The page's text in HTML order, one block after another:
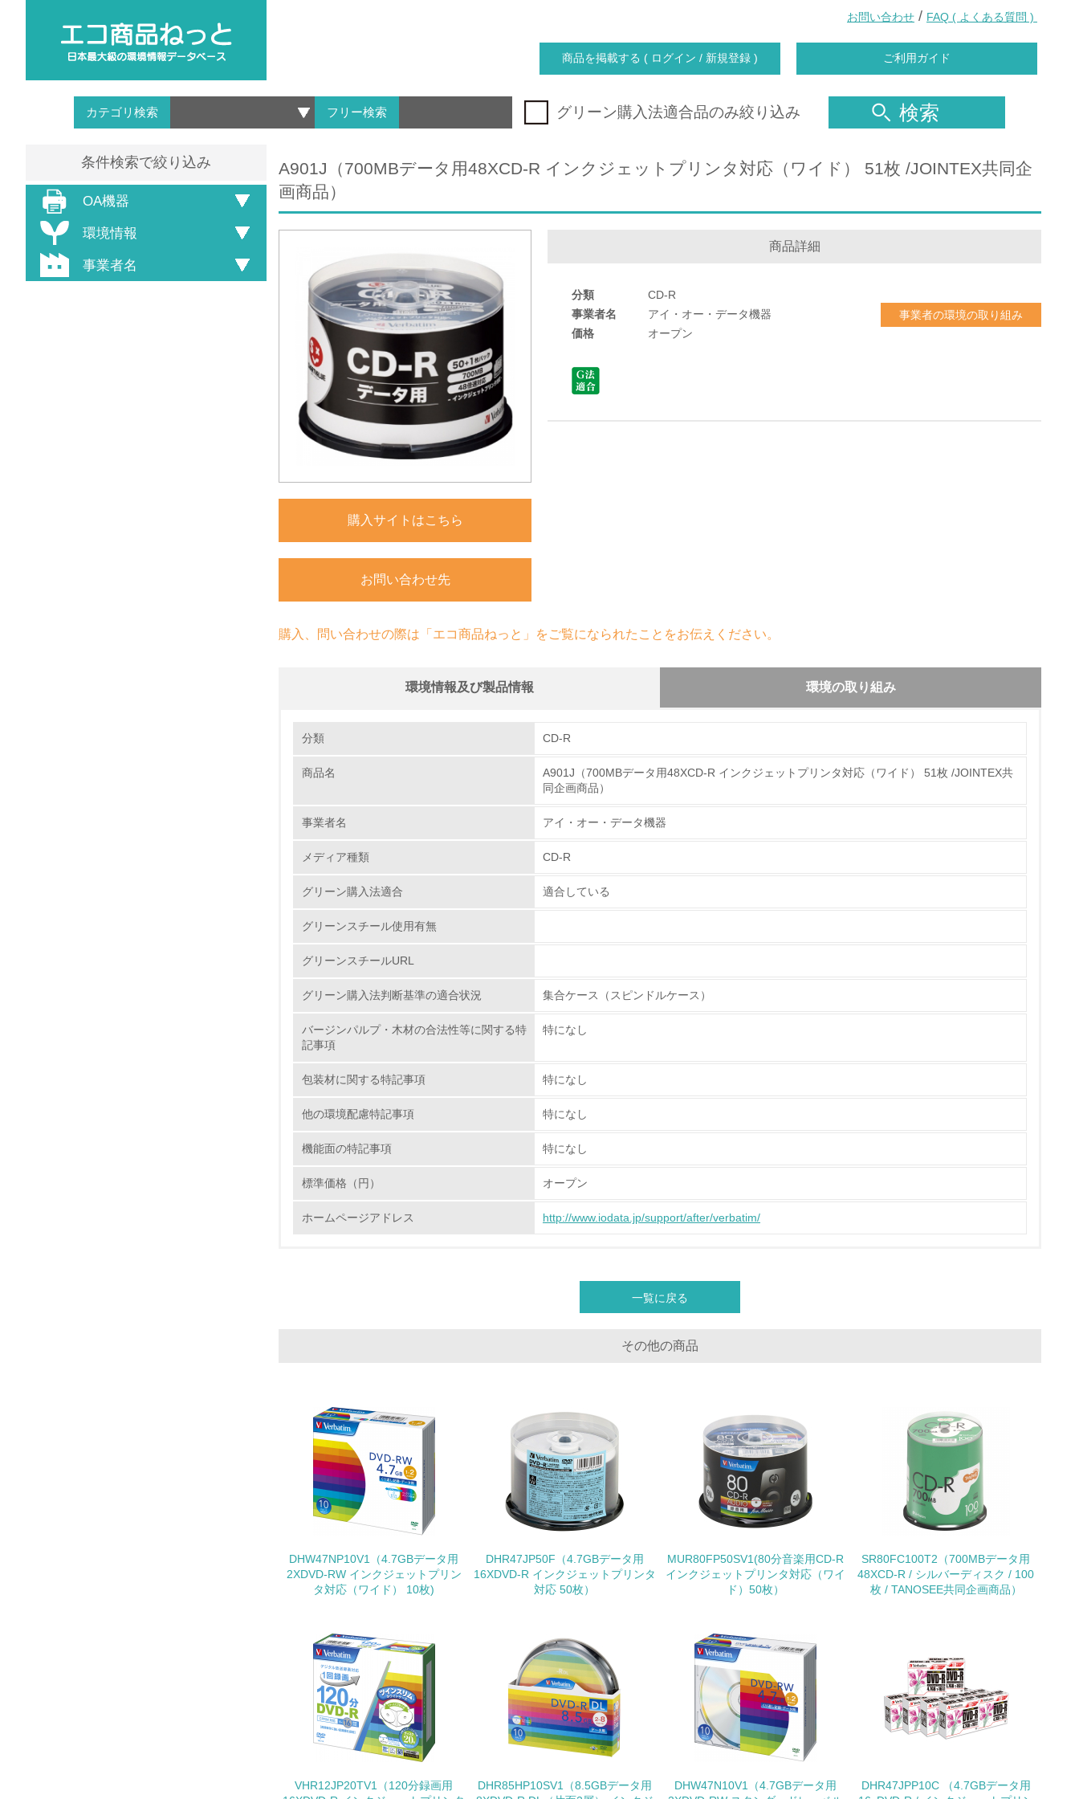
お問い合わせ / FAQ ( よくある質問 )
商品を掲載する ( ログイン / 新規登録 ) ご利用ガイド
カテゴリ検索 フリー検索 グリーン購入法適合品のみ絞り込み 検索
条件検索で絞り込み
OA機器
環境情報
事業者名
A901J（700MBデータ用48XCD-R インクジェットプリンタ対応（ワイド） 51枚 /JOINTEX共同企
画商品）
購入サイトはこちら
お問い合わせ先
商品詳細
分類
CD-R
事業者名
アイ・オー・データ機器
価格
オープン
事業者の環境の取り組み
購入、問い合わせの際は「エコ商品ねっと」をご覧になられたことをお伝えください。
環境情報及び製品情報 環境の取り組み
1.環境取り組み体制
1. 環境方針を持っている
2. 環境対応の責任体制を定めている
3. 環境問題に関する従業員教育を行っている
4. 自社に関係する主要な環境法規制を把握し、順守している
5. 環境取り組み体制と成果を定期的に検証して次の活動に活かしている
6. 従業員が環境方針に基づいて自分の業務の中で行うべき環境対策を理解し、実践している
7.
環境活動に関する規格やプログラムを導入している
チェック項目
10. <L2> 資源とエネルギーの使用量の把握をし、具体的な削減目標や計画を立てている
環境配慮型製品・サービスの製造・販売
11. <L1> 環境配慮型製品・サービスの製造・販売を積極的に行っている
<L2> 環境配慮型製品・サービスの製造・販売状況を把握し、具体的な販売目標や計画を立てている
グリーン購入
14. <L2> 購入している製品・サービスの量と種類を把握し、具体的な目標や計画を立てている
非該当（包装・物流を必要とする業務を行っていない）
分類 CD-R
商品名
A901J（700MBデータ用48XCD-R インクジェットプリンタ対応（ワイド） 51枚 /JOINTEX共
同企画商品）
事業者名 アイ・オー・データ機器
メディア種類 CD-R
グリーン購入法適合 適合している
グリーンスチール使用有無
グリーンスチールURL
グリーン購入法判断基準の適合状況 集合ケース（スピンドルケース）
バージンパルプ・木材の合法性等に関する特
記事項
特になし
包装材に関する特記事項 特になし
他の環境配慮特記事項 特になし
機能面の特記事項 特になし
標準価格（円） オープン
ホームページアドレス http://www.iodata.jp/support/after/verbatim/
一覧に戻る
その他の商品
DHW47NP10V1（4.7GBデータ用
2XDVD-RW インクジェットプリン
タ対応（ワイド） 10枚)
DHR47JP50F（4.7GBデータ用
16XDVD-R インクジェットプリンタ
対応 50枚）
MUR80FP50SV1(80分音楽用CD-R
インクジェットプリンタ対応（ワイ
ド）50枚）
SR80FC100T2（700MBデータ用
48XCD-R / シルバーディスク / 100
枚 / TANOSEE共同企画商品）
VHR12JP20TV1（120分録画用
DHR85HP10SV1（8.5GBデータ用
DHW47N10V1（4.7GBデータ用
DHR47JPP10C （4.7GBデータ用